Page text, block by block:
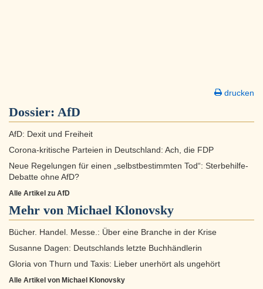
drucken
Dossier: AfD
AfD: Dexit und Freiheit
Corona-kritische Parteien in Deutschland: Ach, die FDP
Neue Regelungen für einen „selbstbestimmten Tod“: Sterbehilfe-
Debatte ohne AfD?
Alle Artikel zu AfD
Mehr von Michael Klonovsky
Bücher. Handel. Messe.: Über eine Branche in der Krise
Susanne Dagen: Deutschlands letzte Buchhändlerin
Gloria von Thurn und Taxis: Lieber unerhört als ungehört
Alle Artikel von Michael Klonovsky